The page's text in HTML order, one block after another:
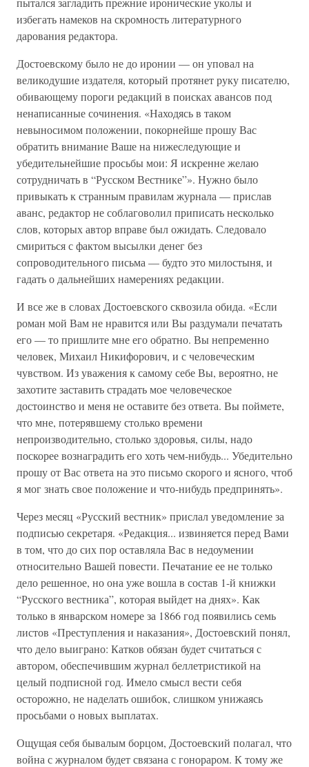
избегать намеков на скромность литературного
дарования редактора.
Достоевскому было не до иронии — он уповал на
великодушие издателя, который протянет руку писателю,
обивающему пороги редакций в поисках авансов под
ненаписанные сочинения. «Находясь в таком
невыносимом положении, покорнейше прошу Вас
обратить внимание Ваше на нижеследующие и
убедительнейшие просьбы мои: Я искренне желаю
сотрудничать в “Русском Вестнике”». Нужно было
привыкать к странным правилам журнала — прислав
аванс, редактор не соблаговолил приписать несколько
слов, которых автор вправе был ожидать. Следовало
смириться с фактом высылки денег без
сопроводительного письма — будто это милостыня, и
гадать о дальнейших намерениях редакции.
И все же в словах Достоевского сквозила обида. «Если
роман мой Вам не нравится или Вы раздумали печатать
его — то пришлите мне его обратно. Вы непременно
человек, Михаил Никифорович, и с человеческим
чувством. Из уважения к самому себе Вы, вероятно, не
захотите заставить страдать мое человеческое
достоинство и меня не оставите без ответа. Вы поймете,
что мне, потерявшему столько времени
непроизводительно, столько здоровья, силы, надо
поскорее вознаградить его хоть чем-нибудь... Убедительно
прошу от Вас ответа на это письмо скорого и ясного, чтоб
я мог знать свое положение и что-нибудь предпринять».
Через месяц «Русский вестник» прислал уведомление за
подписью секретаря. «Редакция... извиняется перед Вами
в том, что до сих пор оставляла Вас в недоумении
относительно Вашей повести. Печатание ее не только
дело решенное, но она уже вошла в состав 1-й книжки
“Русского вестника”, которая выйдет на днях». Как
только в январском номере за 1866 год появились семь
листов «Преступления и наказания», Достоевский понял,
что дело выиграно: Катков обязан будет считаться с
автором, обеспечившим журнал беллетристикой на
целый подписной год. Имело смысл вести себя
осторожно, не наделать ошибок, слишком унижаясь
просьбами о новых выплатах.
Ощущая себя бывалым борцом, Достоевский полагал, что
война с журналом будет связана с гонораром. К тому же